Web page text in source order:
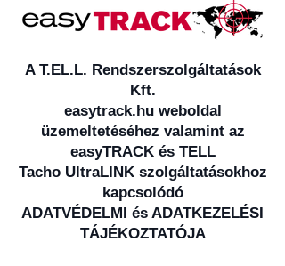
A T.EL.L. Rendszerszolgáltatások
Kft.
easytrack.hu weboldal
üzemeltetéséhez valamint az
easyTRACK és TELL
Tacho UltraLINK szolgáltatásokhoz
kapcsolódó
ADATVÉDELMI és ADATKEZELÉSI
TÁJÉKOZTATÓJA